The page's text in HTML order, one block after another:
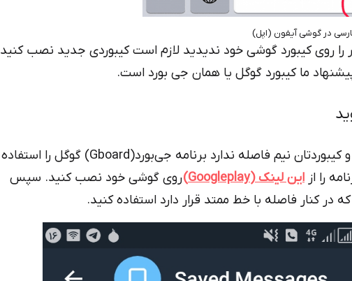
در گوشی آیفون (اپل)
را روی کیبورد گوشی خود ندیدید لازم است کیبوردی جدید نصب کنید
ما کیبورد گوگل یا همان جی بورد است.
اگر گوشی شما اندروید است و کیبوردتان نیم فاصله ندارد برنامه جی‌بورد(Gboard) گوگل را استفاده
را از این لینک (Googleplay)
روی گوشی خود نصب کنید. سپس
در کنار فاصله با خط ممتد قرار دارد استفاده کنید.